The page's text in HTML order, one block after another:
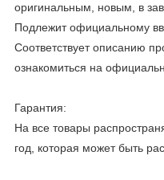
оригинальным, новым, в
Подлежит официальному
Соответствует описанию
ознакомиться на
Гарантия:
На все товары
год, которая может быть